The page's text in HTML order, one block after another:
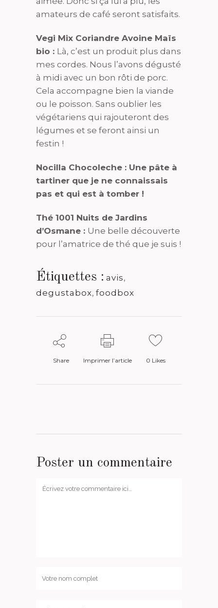
amateurs de café seront satisfaits.
Vegi Mix Coriandre Avoine Maïs
bio : Là, c’est un produit plus dans
mes cordes. Nous l’avons dégusté
à midi avec un bon rôti de porc.
Cela accompagne bien la viande
ou le poisson. Sans oublier les
végétariens qui rajouteront des
légumes et se feront ainsi un
festin !
Nocilla Chocoleche : Une pâte à
tartiner que je ne connaissais
pas et qui est à tomber !
Thé 1001 Nuits de Jardins
d’Osmane : Une belle découverte
pour l’amatrice de thé que je suis !
Étiquettes : avis,
degustabox, foodbox
Share Imprimer l’article 0 Likes
Poster un commentaire